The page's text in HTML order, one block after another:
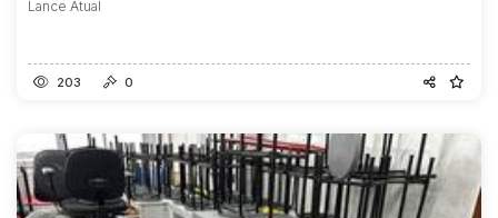
Lance Atual
203 0